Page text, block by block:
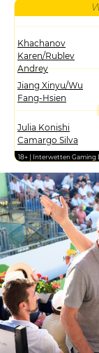
Khachanov
Karen/Rublev
Andrey
Jiang Xinyu/Wu
Fang-Hsien
Julia Konishi
Camargo Silva
18+ | Interwetten Gaming